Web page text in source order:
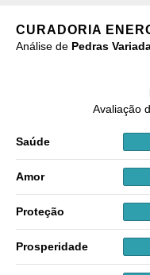
CURADORIA
Análise de Pedras
Avaliação
Saúde
Amor
Proteção
Prosperidade